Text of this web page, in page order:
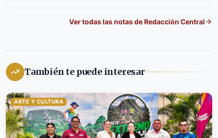
Ver todas las notas de Redacción Central
También te puede interesar
ARTE Y CULTURA